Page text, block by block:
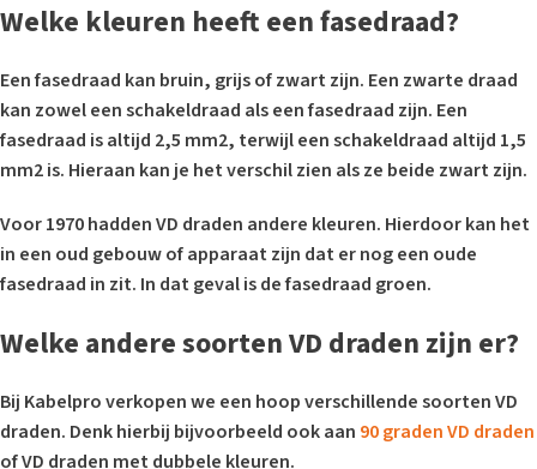
Welke kleuren heeft een fasedraad?
Een fasedraad kan bruin, grijs of zwart zijn. Een zwarte draad
kan zowel een schakeldraad als een fasedraad zijn. Een
fasedraad is altijd 2,5 mm2, terwijl een schakeldraad altijd 1,5
mm2 is. Hieraan kan je het verschil zien als ze beide zwart zijn.
Voor 1970 hadden VD draden andere kleuren. Hierdoor kan het
in een oud gebouw of apparaat zijn dat er nog een oude
fasedraad in zit. In dat geval is de fasedraad groen.
Welke andere soorten VD draden zijn er?
Bij Kabelpro verkopen we een hoop verschillende soorten VD
draden. Denk hierbij bijvoorbeeld ook aan 90 graden VD draden
of VD draden met dubbele kleuren.